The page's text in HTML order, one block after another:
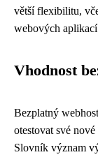
větší flexibilitu,
webových
Vhodnost
Bezplatný
otestovat své
Slovník význam